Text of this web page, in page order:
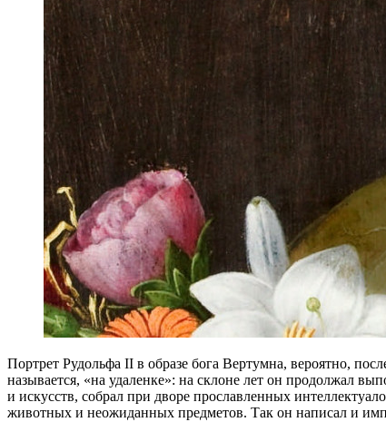
Портрет Рудольфа II в образе бога Вертумна, вероятно,
называется, «на удаленке»: на склоне лет он продолжал
и искусств, собрал при дворе прославленных
животных и неожиданных предметов. Так он написал и